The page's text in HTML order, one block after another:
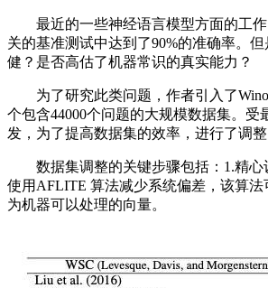
最近的一些神经语言模型方面的工作
关的基准测试中达到了90%的准确率。
健？是否高估了机器常识的真实能力？
为了研究此类问题，作者引入了
个包含44000个问题的大规模数据集。受
发，为了提高数据集的效率，进行了调整
数据集调整的关键步骤包括：1.精心
使用AFLITE 算法减少系统偏差，该算
为机器可以处理的向量。